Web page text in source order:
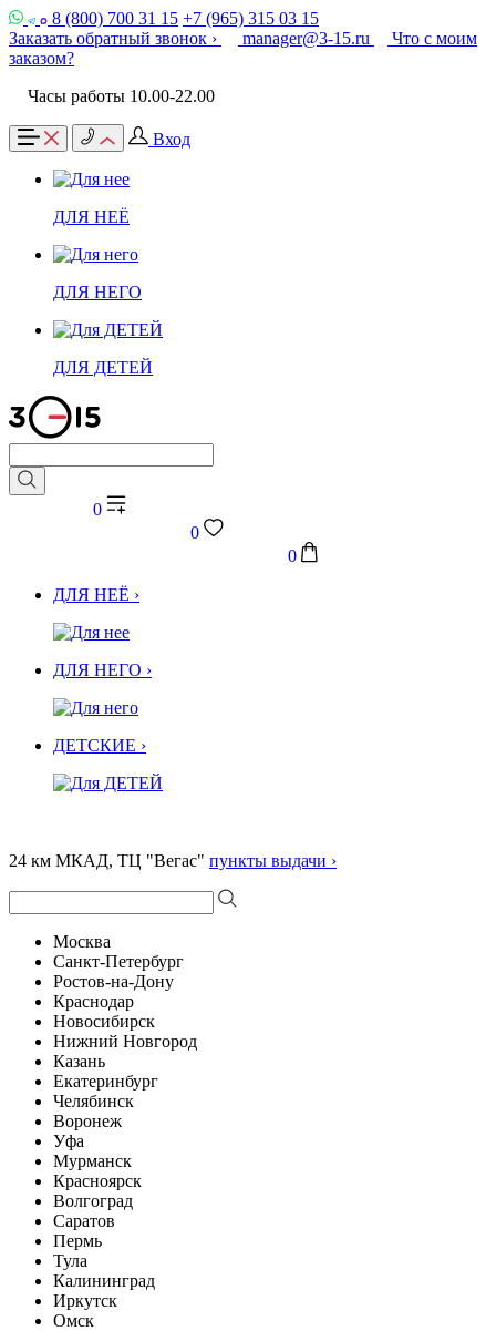
8 (800) 700 31 15 +7 (965) 315 03 15
Заказать обратный звонок ›
manager@3-15.ru
Что с моим
заказом?
Часы работы 10.00-22.00
Вход
ДЛЯ НЕЁ
ДЛЯ НЕГО
ДЛЯ ДЕТЕЙ
0
0
0
ДЛЯ НЕЁ ›
ДЛЯ НЕГО ›
ДЕТСКИЕ ›
24 км МКАД, ТЦ "Вегас" пункты выдачи ›
Москва
Санкт-Петербург
Ростов-на-Дону
Краснодар
Новосибирск
Нижний Новгород
Казань
Екатеринбург
Челябинск
Воронеж
Уфа
Мурманск
Красноярск
Волгоград
Саратов
Пермь
Тула
Калининград
Иркутск
Омск